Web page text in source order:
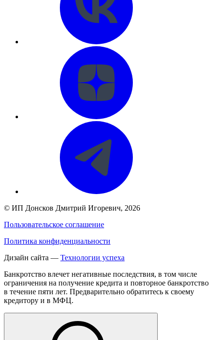
© ИП Донсков Дмитрий Игоревич, 2026
Пользовательское соглашение
Политика конфиденциальности
Дизайн сайта — Технологии успеха
Банкротство влечет негативные последствия, в том числе
ограничения на получение кредита и повторное банкротство
в течение пяти лет. Предварительно обратитесь к своему
кредитору и в МФЦ.